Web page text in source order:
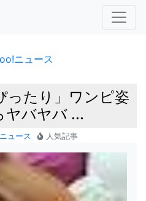
ニュース
ったり」ワンピ姿
ヤバヤバ ...
ュース 人気記事